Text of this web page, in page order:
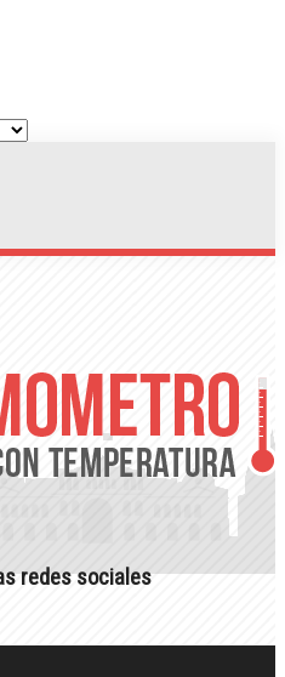
redes sociales